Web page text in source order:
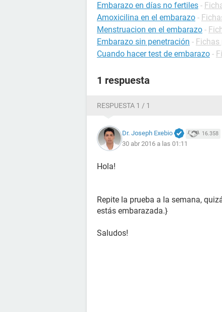
Embarazo en días no fertiles -
Amoxicilina en el embarazo -
Menstruacion en el embarazo -
Embarazo sin penetración - Fichas
Cuando hacer test de embarazo -
1 respuesta
RESPUESTA 1 / 1
Dr. Joseph Exebio 16.358
30 abr 2016 a las 01:11
Hola!
Repite la prueba a la semana,
estás embarazada.}
Saludos!